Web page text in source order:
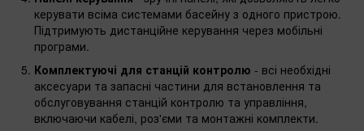
керувати всіма системами басейну з одного пристрою.
Підтримують дистанційне керування через мобільні
програми.
Комплектуючі для станцій контролю - всі необхідні
аксесуари та запасні частини для встановлення та
обслуговування станцій контролю та управління,
включаючи кабелі, роз'єми та монтажні комплекти.